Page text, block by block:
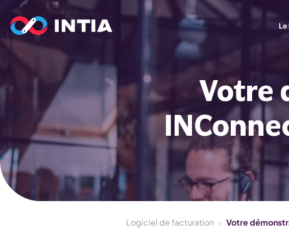
Devis
Factures
Paiement en
Relances clients
Votre
Logiciel de facturation > Votre